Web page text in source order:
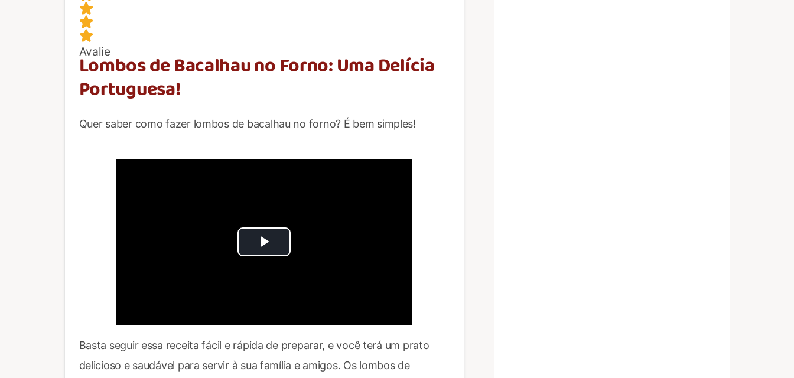
Avalie
Lombos de Bacalhau no Forno: Uma Delícia
Portuguesa!
Quer saber como fazer lombos de bacalhau no forno? É bem simples!
Play
Basta seguir essa receita fácil e rápida de preparar, e você terá um prato
delicioso e saudável para servir à sua família e amigos. Os lombos de